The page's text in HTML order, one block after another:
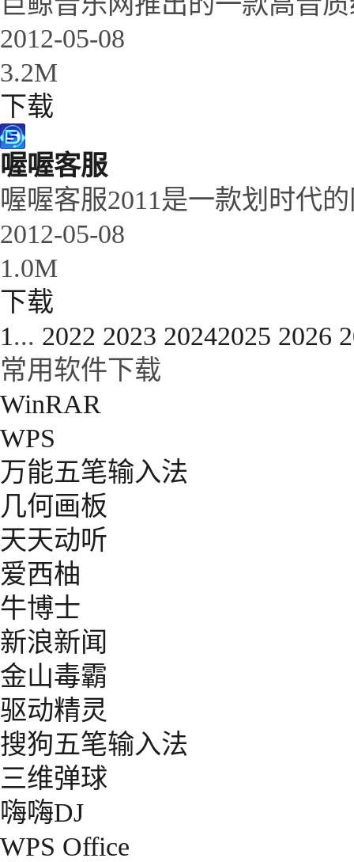
2012-05-08
3.2M
下载
喔喔客服
喔喔客服2011是一款划时代
2012-05-08
1.0M
下载
1... 2022 2023 20242025 2026
常用软件下载
WinRAR
WPS
万能五笔输入法
几何画板
天天动听
爱西柚
牛博士
新浪新闻
金山毒霸
驱动精灵
搜狗五笔输入法
三维弹球
嗨嗨DJ
WPS Office